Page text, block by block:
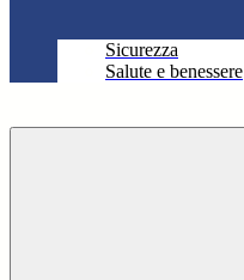
Sicurezza
Salute e benessere